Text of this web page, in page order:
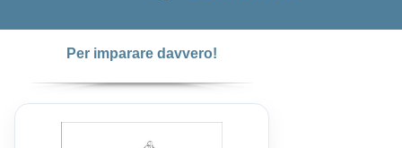
Per imparare davvero!